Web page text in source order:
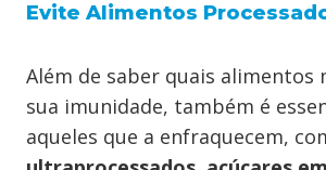
Evite Alimentos
Além de saber quais alimentos
sua imunidade, também é
aqueles que a enfraquecem,